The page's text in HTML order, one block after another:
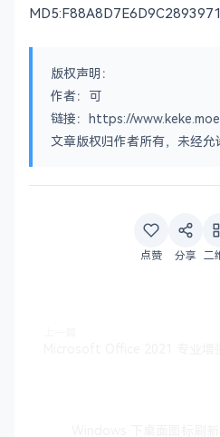
版权声明：
作者：可
链接：https://
文章版权归作者所有，未经允
点赞 分享 二